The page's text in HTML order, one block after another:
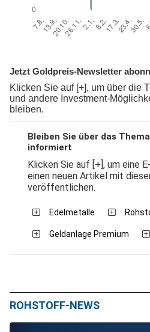
Jetzt Goldpreis-Newsletter
Klicken Sie auf [+], um über die
und andere Investment-
bleiben.
Bleiben Sie über das
informiert
Klicken Sie auf [+], um eine
einen neuen Artikel mit
veröffentlichen.
Edelmetalle
Geldanlage Premium
ROHSTOFF-NEWS